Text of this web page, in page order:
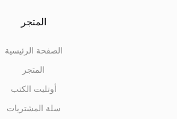
المتجر
الصفحة الرئيسية
المتجر
أوتليت الكتب
سلة المشتريات